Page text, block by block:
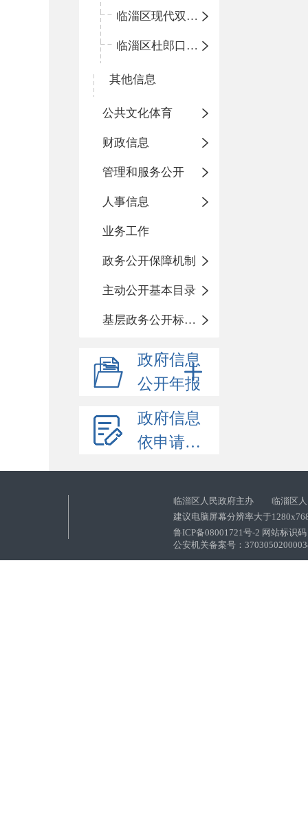
临淄区现代双语学校
临淄区杜郎口小学
其他信息
公共文化体育
财政信息
管理和服务公开
人事信息
业务工作
政务公开保障机制
主动公开基本目录
基层政务公开标准化目录
政府信息
公开年报
政府信息
依申请公开
临淄区人民政府主办 临淄区人
建议电脑屏幕分辨率大于
鲁ICP备08001721号-2 网站标识
公安机关备案号：